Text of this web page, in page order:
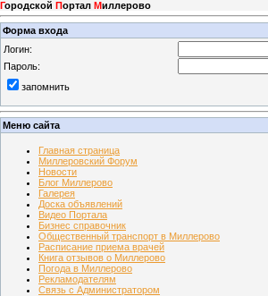
Городской Портал Миллерово
Форма входа
Логин:
Пароль:
запомнить
Меню сайта
Главная страница
Миллеровский Форум
Новости
Блог Миллерово
Галерея
Доска объявлений
Видео Портала
Бизнес справочник
Общественный транспорт в Миллерово
Расписание приема врачей
Книга отзывов о Миллерово
Погода в Миллерово
Рекламодателям
Связь с Администратором